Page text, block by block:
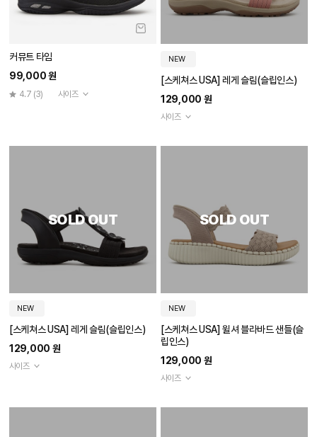
커뮤트 타임
99,000 원
4.7 (3) 사이즈
NEW
[스케쳐스 USA] 레게 슬림(슬립인스)
129,000 원
사이즈
SOLD OUT
NEW
[스케쳐스 USA] 레게 슬림(슬립인스)
129,000 원
사이즈
SOLD OUT
NEW
[스케쳐스 USA] 윌셔 블라바드 샌들(슬
립인스)
129,000 원
사이즈